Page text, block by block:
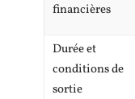
financières
Durée et
conditions de
sortie